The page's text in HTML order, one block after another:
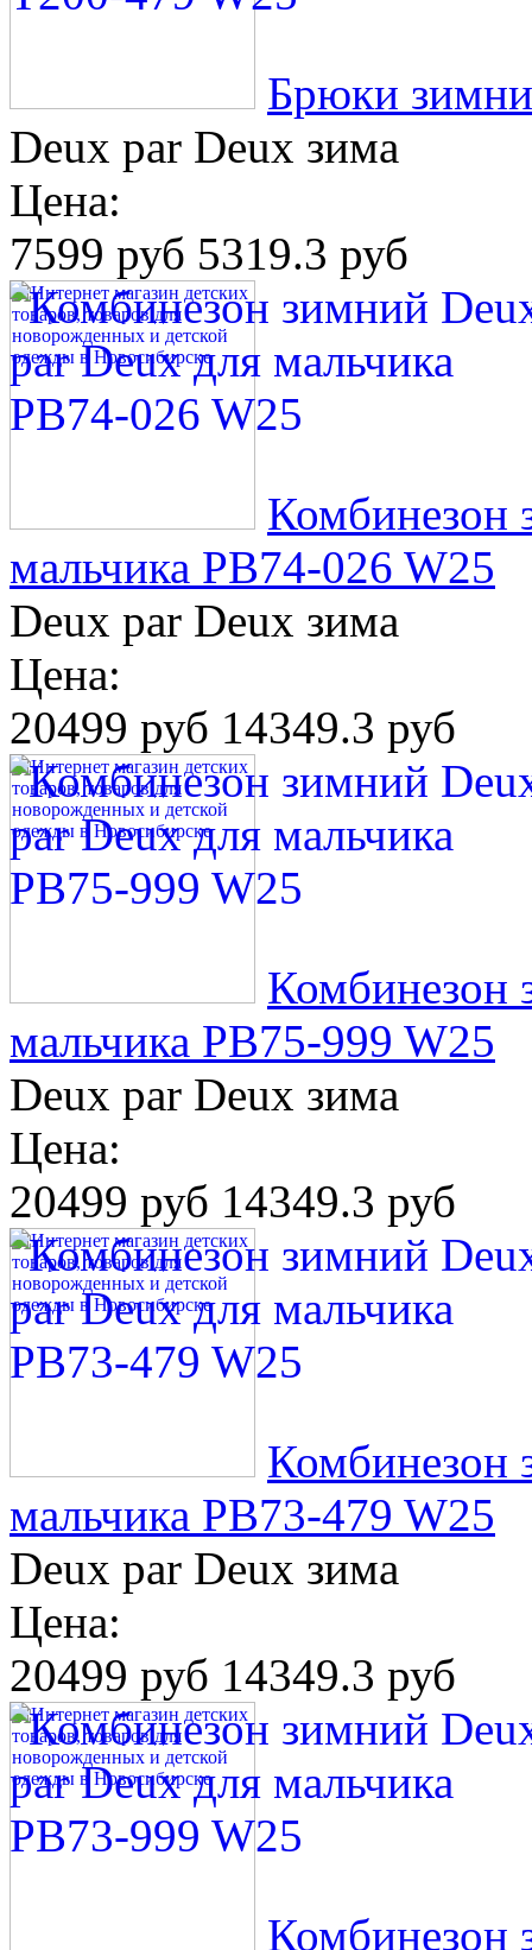
Брюки
Deux par Deux зима
Цена:
7599 руб 5319.3 руб
Комбинезон
мальчика PB74-026 W25
Deux par Deux зима
Цена:
20499 руб 14349.3 руб
Комбинезон
мальчика PB75-999 W25
Deux par Deux зима
Цена:
20499 руб 14349.3 руб
Комбинезон
мальчика PB73-479 W25
Deux par Deux зима
Цена:
20499 руб 14349.3 руб
Комбинезон